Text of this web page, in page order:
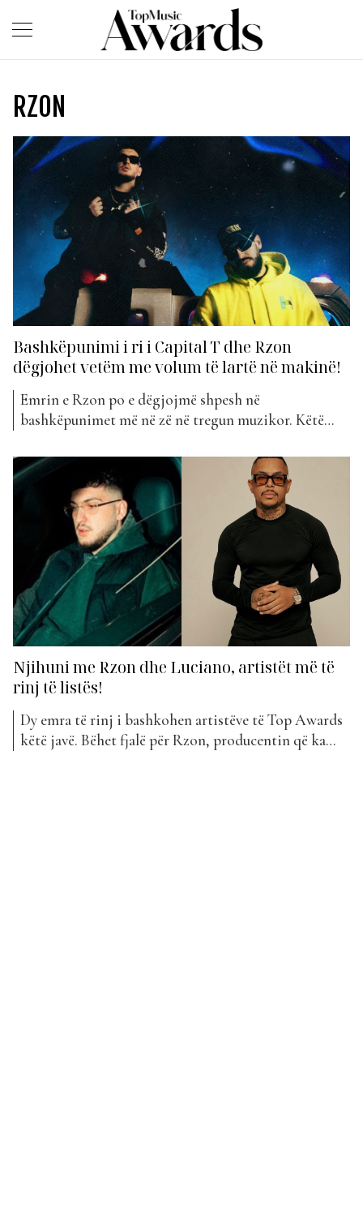
RZON
Bashkëpunimi i ri i Capital T dhe Rzon
dëgjohet vetëm me volum të lartë në makinë!
Emrin e Rzon po e dëgjojmë shpesh në
bashkëpunimet më në zë në tregun muzikor. Këtë
hitin e radhës. Projekti i tyre mban titullin ”Xheloze”
dhe ka hyrë këtë javë në klasifikimin e ”The Top
List”. Teksti është shkruar...
Njihuni me Rzon dhe Luciano, artistët më të
rinj të listës!
Dy emra të rinj i bashkohen artistëve të Top Awards
këtë javë. Bëhet fjalë për Rzon, producentin që ka